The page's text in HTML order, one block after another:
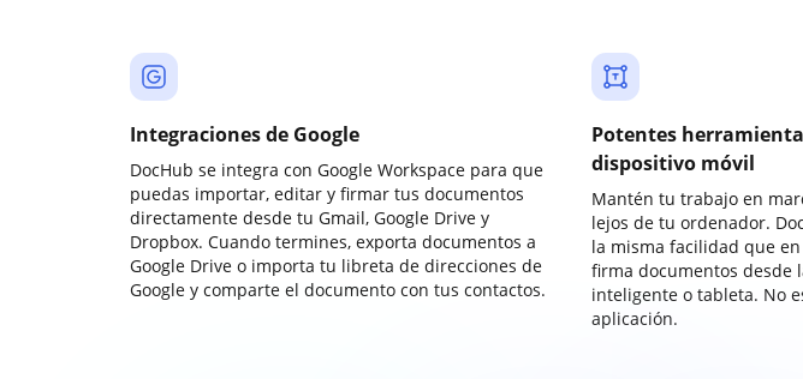
Integraciones de Google
DocHub se integra con Google Workspace para que
puedas importar, editar y firmar tus documentos
directamente desde tu Gmail, Google Drive y
Dropbox. Cuando termines, exporta documentos a
Google Drive o importa tu libreta de direcciones de
Google y comparte el documento con tus contactos.
Potentes
dispositivo móvil
Mantén tu trabajo en
lejos de tu ordenador.
la misma facilidad que
firma documentos desde
inteligente o tableta. No
aplicación.